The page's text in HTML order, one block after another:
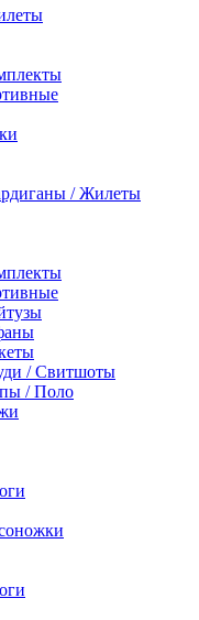
/ Жилеты
/ Свитшоты
/ Поло